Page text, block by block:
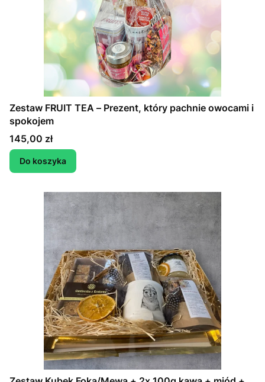
Zestaw FRUIT TEA – Prezent, który pachnie owocami i
spokojem
Cena
145,00 zł
Do koszyka